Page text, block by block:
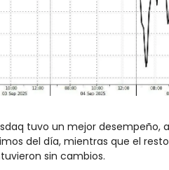
tuvo un mejor desempeño,
del día, mientras que el
sin cambios.